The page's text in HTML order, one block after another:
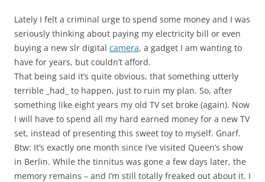
Lately I felt a criminal urge to spend some money and I was
seriously thinking about paying my electricity bill or even
buying a new slr digital camera, a gadget I am wanting to
have for years, but couldn’t afford.
That being said it’s quite obvious, that something utterly
terrible _had_ to happen, just to ruin my plan. So, after
something like eight years my old TV set broke (again). Now
I will have to spend all my hard earned money for a new TV
set, instead of presenting this sweet toy to myself. Gnarf.
Btw: It’s exactly one month since I’ve visited Queen’s show
in Berlin. While the tinnitus was gone a few days later, the
memory remains – and I’m still totally freaked out about it. I